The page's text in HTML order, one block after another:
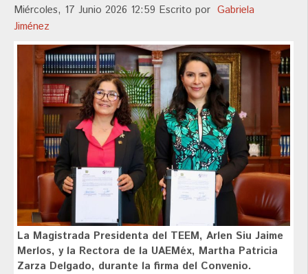
Miércoles, 17 Junio 2026 12:59 Escrito por Gabriela
Jiménez
La Magistrada Presidenta del TEEM, Arlen Siu Jaime
Merlos, y la Rectora de la UAEMéx, Martha Patricia
Zarza Delgado, durante la firma del Convenio.